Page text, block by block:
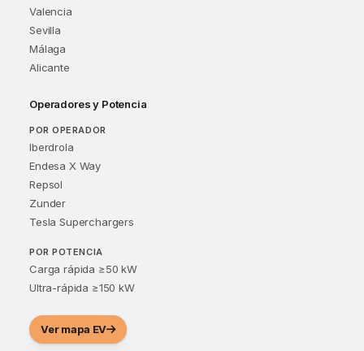
Valencia
Sevilla
Málaga
Alicante
Operadores y Potencia
POR OPERADOR
Iberdrola
Endesa X Way
Repsol
Zunder
Tesla Superchargers
POR POTENCIA
Carga rápida ≥50 kW
Ultra-rápida ≥150 kW
Ver mapa EV